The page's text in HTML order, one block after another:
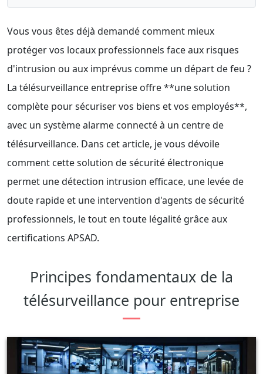
Vous vous êtes déjà demandé comment mieux
protéger vos locaux professionnels face aux risques
d'intrusion ou aux imprévus comme un départ de feu ?
La télésurveillance entreprise offre **une solution
complète pour sécuriser vos biens et vos employés**,
avec un système alarme connecté à un centre de
télésurveillance. Dans cet article, je vous dévoile
comment cette solution de sécurité électronique
permet une détection intrusion efficace, une levée de
doute rapide et une intervention d'agents de sécurité
professionnels, le tout en toute légalité grâce aux
certifications APSAD.
Principes fondamentaux de la
télésurveillance pour entreprise